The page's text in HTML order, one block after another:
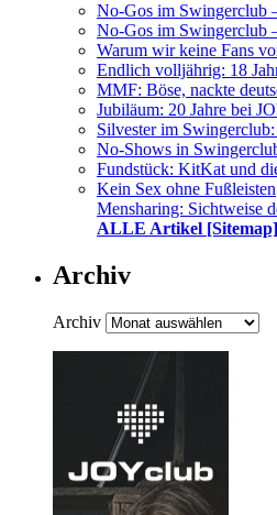
No-Gos im Swingerclub
No-Gos im Swingerclub
Warum wir keine Fans
Endlich volljährig: 18
MMF: Böse, nackte
Jubiläum: 20 Jahre bei
Silvester im
No-Shows in
Fundstück: KitKat und
Kein Sex ohne Fußleisten
Mensharing: Sichtweise
ALLE Artikel [Sitemap]
Archiv
Archiv